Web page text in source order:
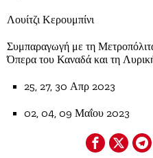
Λουίτζι Κερουμπίνι
Συμπαραγωγή με τη
Όπερα του Καναδά και τη
25, 27, 30 Απρ 2023
02, 04, 09 Μαΐου 2023